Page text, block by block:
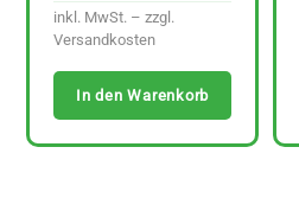
inkl. MwSt. – zzgl.
Versandkosten
In den Warenkorb